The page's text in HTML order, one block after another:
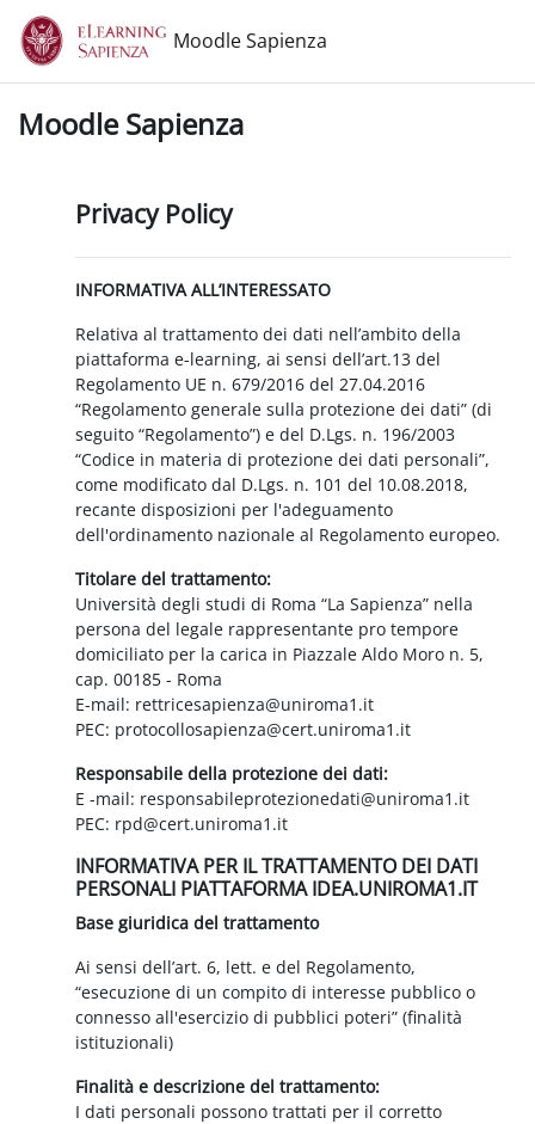
Vai al contenuto principale
Moodle Sapienza
Moodle Sapienza
Privacy Policy
INFORMATIVA ALL’INTERESSATO
Relativa al trattamento dei dati nell’ambito della
piattaforma e-learning, ai sensi dell’art.13 del
Regolamento UE n. 679/2016 del 27.04.2016
“Regolamento generale sulla protezione dei dati” (di
seguito “Regolamento”) e del D.Lgs. n. 196/2003
“Codice in materia di protezione dei dati personali”,
come modificato dal D.Lgs. n. 101 del 10.08.2018,
recante disposizioni per l'adeguamento
dell'ordinamento nazionale al Regolamento europeo.
Titolare del trattamento:
Università degli studi di Roma “La Sapienza” nella
persona del legale rappresentante pro tempore
domiciliato per la carica in Piazzale Aldo Moro n. 5,
cap. 00185 - Roma
E-mail: rettricesapienza@uniroma1.it
PEC: protocollosapienza@cert.uniroma1.it
Responsabile della protezione dei dati:
E -mail: responsabileprotezionedati@uniroma1.it
PEC: rpd@cert.uniroma1.it
INFORMATIVA PER IL TRATTAMENTO DEI DATI
PERSONALI PIATTAFORMA IDEA.UNIROMA1.IT
Base giuridica del trattamento
Ai sensi dell’art. 6, lett. e del Regolamento,
“esecuzione di un compito di interesse pubblico o
connesso all'esercizio di pubblici poteri” (finalità
istituzionali)
Finalità e descrizione del trattamento:
I dati personali possono trattati per il corretto